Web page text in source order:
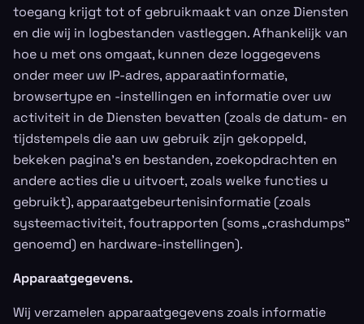
toegang krijgt tot of gebruikmaakt van onze Diensten
en die wij in logbestanden vastleggen. Afhankelijk van
hoe u met ons omgaat, kunnen deze loggegevens
onder meer uw IP-adres, apparaatinformatie,
browsertype en -instellingen en informatie over uw
activiteit in de Diensten bevatten (zoals de datum- en
tijdstempels die aan uw gebruik zijn gekoppeld,
bekeken pagina’s en bestanden, zoekopdrachten en
andere acties die u uitvoert, zoals welke functies u
gebruikt), apparaatgebeurtenisinformatie (zoals
systeemactiviteit, foutrapporten (soms „crashdumps”
genoemd) en hardware-instellingen).
Apparaatgegevens.
Wij verzamelen apparaatgegevens zoals informatie